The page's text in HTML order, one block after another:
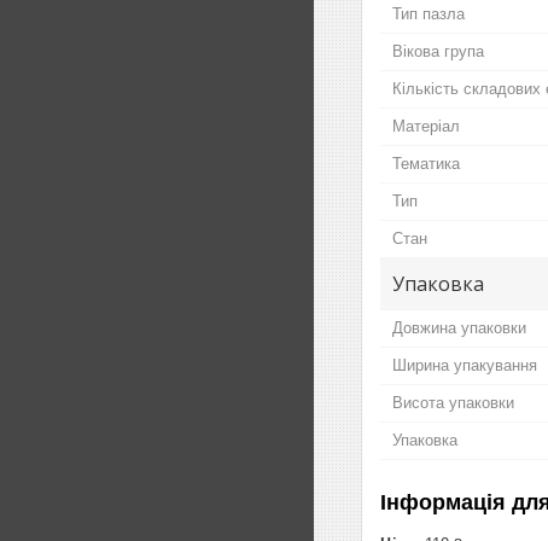
Тип пазла
Вікова група
Кількість складових
Матеріал
Тематика
Тип
Стан
Упаковка
Довжина упаковки
Ширина упакування
Висота упаковки
Упаковка
Інформація